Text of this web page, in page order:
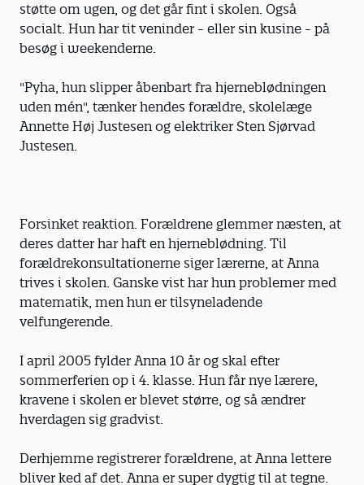
støtte om ugen, og det går fint i skolen. Også
socialt. Hun har tit veninder - eller sin kusine - på
besøg i weekenderne.
"Pyha, hun slipper åbenbart fra hjerneblødningen
uden mén", tænker hendes forældre, skolelæge
Annette Høj Justesen og elektriker Sten Sjørvad
Justesen.
Forsinket reaktion. Forældrene glemmer næsten, at
deres datter har haft en hjerneblødning. Til
forældrekonsultationerne siger lærerne, at Anna
trives i skolen. Ganske vist har hun problemer med
matematik, men hun er tilsyneladende
velfungerende.
I april 2005 fylder Anna 10 år og skal efter
sommerferien op i 4. klasse. Hun får nye lærere,
kravene i skolen er blevet større, og så ændrer
hverdagen sig gradvist.
Derhjemme registrerer forældrene, at Anna lettere
bliver ked af det. Anna er super dygtig til at tegne.